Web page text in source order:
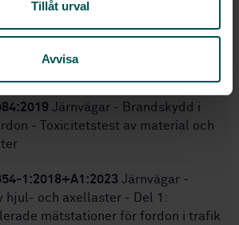
Tillåt urval
Avvisa
Järnvägar - Brandskydd i
- Toxicitetstest av material och
1:2018+A1:2023 Järnvägar -
hjul- och axellaster - Del 1:
mätstationer för fordon i trafik